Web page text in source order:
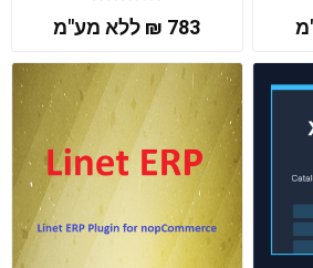
783 ₪ ללא מע"מ